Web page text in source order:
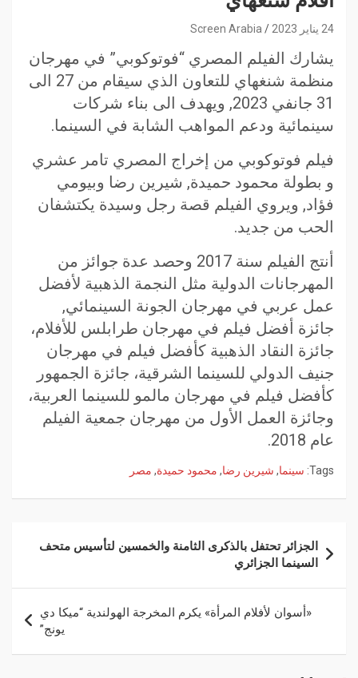
24 يناير 2023 Screen Arabia
يشارك الفيلم المصري “فوتوكوبي” في مهرجان
منظمة شنغهاي للتعاون الذي سيقام من 27 الى
31 جانفي 2023, ويهدف الى بناء شركات
سينمائية ودعم المواهب الشابة في السينما.
فيلم فوتوكوبي من إخراج المصري تامر عشري
و بطولة محمود حميدة, شيرين رضا وبيومي
فؤاد, ويروي الفيلم قصة رجل وسيدة يكتشفان
الحب من جديد.
أنتج الفيلم سنة 2017 وحصد عدة جوائز من
المهرجانات الدولية مثل النجمة الذهبية لأفضل
عمل عربي في مهرجان الجونة السينمائي,
جائزة أفضل فيلم في مهرجان طرابلس للأفلام،
جائزة النقاد الذهبية كأفضل فيلم في مهرجان
جنيف الدولي للسينما الشرقية، جائزة الجمهور
كأفضل فيلم في مهرجان مالمو للسينما العربية،
وجائزة العمل الأول من مهرجان جمعية الفيلم
عام 2018.
Tags: سينما, شيرين رضا, محمود حميدة, مصر
الجزائر تحتفل بالذكرى الثامنة والخمسين لتأسيس متحف
السينما الجزائري
«أسوان لأفلام المرأة» يكرم المخرجة الهولندية “ميكا دي
يونج”